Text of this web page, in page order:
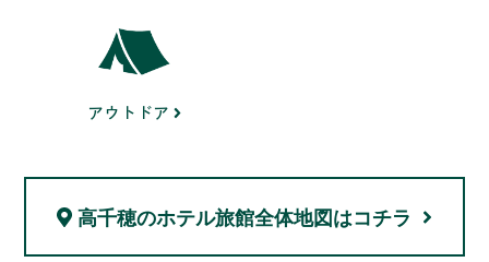
アウトドア
高千穂のホテル旅館全体地図はコチラ